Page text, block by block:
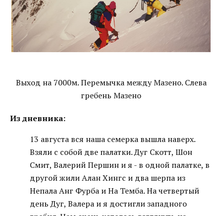
Выход на 7000м. Перемычка между Мазено. Слева
гребень Мазено
Из дневника:
13 августа вся наша семерка вышла наверх.
Взяли с собой две палатки. Дуг Скотт, Шон
Смит, Валерий Першин и я - в одной палатке, в
другой жили Алан Хингс и два шерпа из
Непала Анг Фурба и На Темба. На четвертый
день Дуг, Валера и я достигли западного